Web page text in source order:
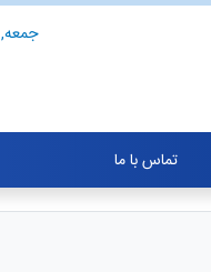
جمعه, 16 مرداد 1405
تماس با ما